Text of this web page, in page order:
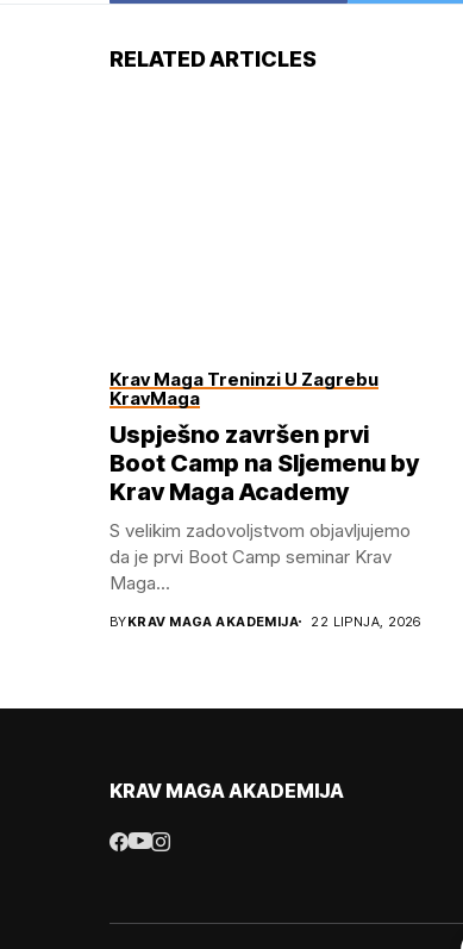
RELATED ARTICLES
Krav Maga Treninzi U Zagrebu
KravMaga
Uspješno završen prvi
Boot Camp na Sljemenu by
Krav Maga Academy
S velikim zadovoljstvom objavljujemo
da je prvi Boot Camp seminar Krav
Maga...
BYKRAV MAGA AKADEMIJA 22 LIPNJA, 2026
KRAV MAGA AKADEMIJA